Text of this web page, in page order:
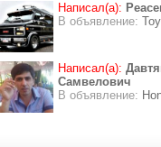
Написал(а):
В объявление:
Написал(а):
Самвелович
В объявление: